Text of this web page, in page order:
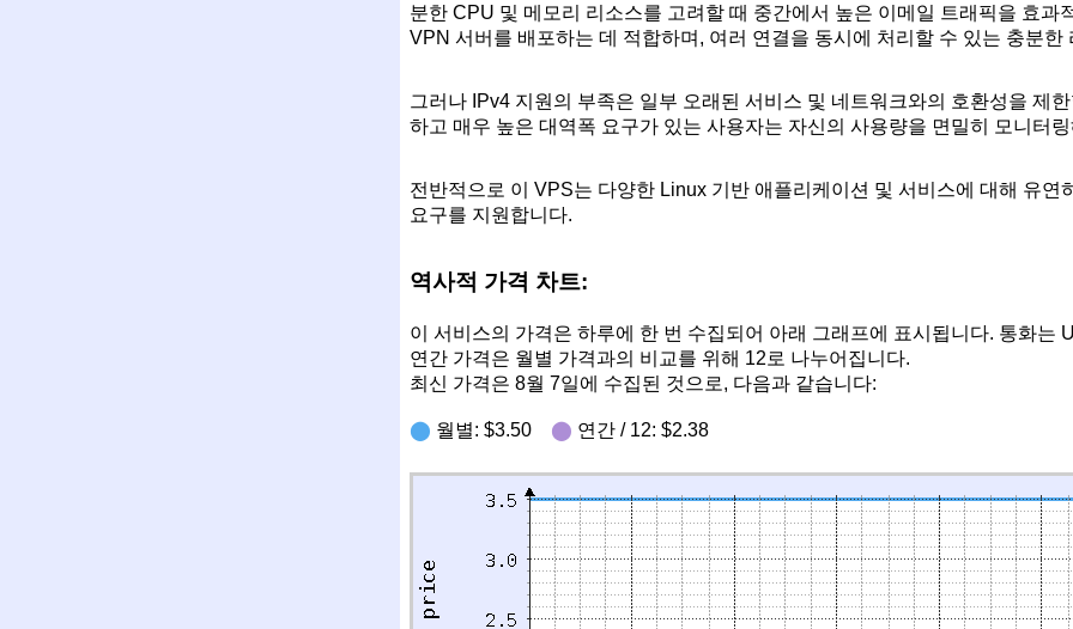
분한 CPU 및 메모리 리소스를 고려할 때 중간에서 높은 이메일 트래픽을 효
VPN 서버를 배포하는 데 적합하며, 여러 연결을 동시에 처리할 수 있는 충분한
그러나 IPv4 지원의 부족은 일부 오래된 서비스 및 네트워크와의 호환성을 제
하고 매우 높은 대역폭 요구가 있는 사용자는 자신의 사용량을 면밀히 모니터
전반적으로 이 VPS는 다양한 Linux 기반 애플리케이션 및 서비스에 대해 유
요구를 지원합니다.
역사적 가격 차트:
이 서비스의 가격은 하루에 한 번 수집되어 아래 그래프에 표시됩니다. 통화는
연간 가격은 월별 가격과의 비교를 위해 12로 나누어집니다.
최신 가격은 8월 7일에 수집된 것으로, 다음과 같습니다:
⬤ 월별: $3.50 ⬤ 연간 / 12: $2.38